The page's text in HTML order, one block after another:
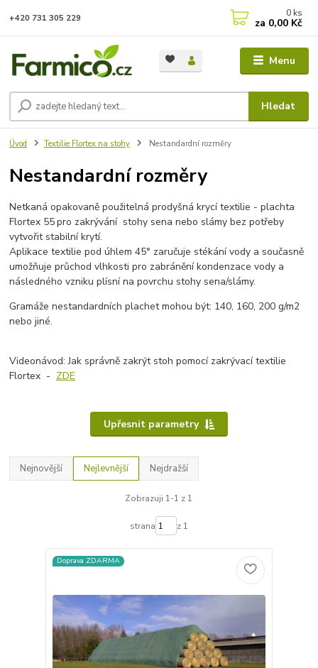
Menu
Hledat
+420 731 305 229 0 ks
za 0,00 Kč
Úvod Textilie Flortex na stohy Nestandardní rozměry
Nestandardní rozměry
Netkaná opakovaně použitelná prodyšná krycí textilie - plachta
Flortex 55pro zakrývání stohy sena nebo slámy bez potřeby
vytvořit stabilní krytí.
Aplikace textilie pod úhlem 45° zaručuje stékání vody a současně
umožňuje průchod vlhkosti pro zabránění kondenzace vody a
následného vzniku plísní na povrchu stohy sena/slámy.
Gramáže nestandardních plachet mohou být: 140, 160, 200 g/m2
nebo jiné.
Videonávod: Jak správně zakrýt stoh pomocí zakrývací textilie
Flortex - ZDE
Upřesnit parametry
Nejnovější Nejlevnější Nejdražší
Zobrazuji 1-1 z 1
strana z 1
Doprava ZDARMA